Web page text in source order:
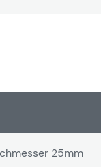
25mm